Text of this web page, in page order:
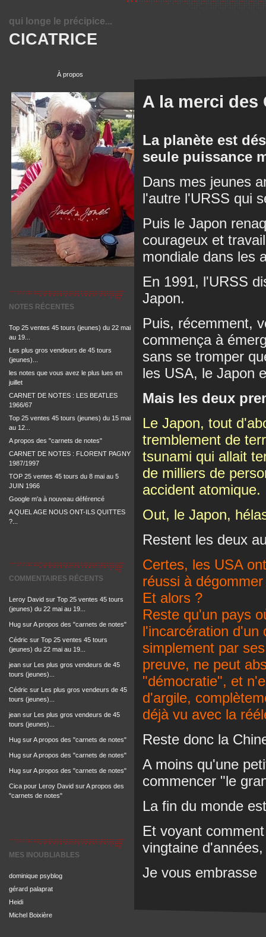
CICATRICE
qui longe le précipice...
À propos
NOTES RÉCENTES
Top 25 ventes 45 tours (jeunes) du 22 mai
au 19...
Les plus gros vendeurs de 45 tours
(jeunes)...
les notes que vous avez le plus lues en
juillet
CARNET DE NOTES : LES BEATLES
1966/67
Top 25 ventes 45 tours (jeunes) du 15 mai
au 12...
A propos des "carnets de notes"
CARNET DE NOTES : FLORENT PAGNY
1987/1997
TOP 25 ventes 45 tours du 8 mai au 5
JUIN 1966
Google m'a à nouveau déférencé
A QUEL AGE NOUS ONT-ILS QUITTES
?...
COMMENTAIRES RÉCENTS
Leroy David sur Top 25 ventes 45 tours
(jeunes) du 22 mai au 19...
Hug surA propos des "carnets de notes"
Cédric sur Top 25 ventes 45 tours
(jeunes) du 22 mai au 19...
jean sur Les plus gros vendeurs de 45
tours (jeunes)...
Cédric sur Les plus gros vendeurs de 45
tours (jeunes)...
jean sur Les plus gros vendeurs de 45
tours (jeunes)...
Hug surA propos des "carnets de notes"
Hug surA propos des "carnets de notes"
Hug surA propos des "carnets de notes"
Cica pour Leroy David surA propos des
"carnets de notes"
MES INOUBLIABLES
dominique psyblog
gérard palaprat
Heidi
Michel Boixière
A la merci des
La planète est
seule puissance
Dans mes jeunes
l'autre l'URSS qui
Puis le Japon
courageux et
mondiale dans les
En 1991, l'URSS
Japon.
Puis, récemment,
commença à
sans se tromper
les USA, le Japon
Mais les deux
Le Japon, tout
tremblement de
tsunami qui allait
de milliers de
accident atomique.
Out, le Japon,
Restent les deux
Certes, les USA
réussi à
Et alors ?
Reste qu'un pays
l'incarcération d'un
simplement par
preuve, ne peut
"démocratie", et
d'argile,
déjà vu avec la
Reste donc la
A moins qu'une
commencer "le
La fin du monde
Et voyant
vingtaine
Je vous embrasse